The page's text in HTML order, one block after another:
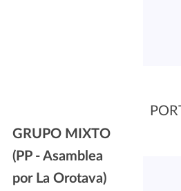
GRUPO MIXTO
(PP - Asamblea
por La Orotava)